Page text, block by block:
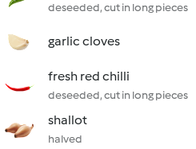
deseeded, cut in long pieces
garlic cloves
fresh red chilli
deseeded, cut in long pieces
shallot
halved